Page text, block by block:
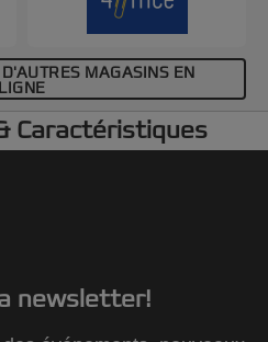
MAGASINS EN
LIGNE
Caractéristiques
newsletter!